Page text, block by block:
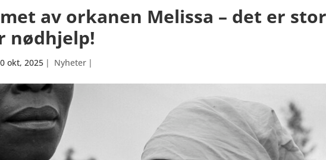
av orkanen Melissa – det er
nødhjelp!
okt, 2025 | Nyheter |